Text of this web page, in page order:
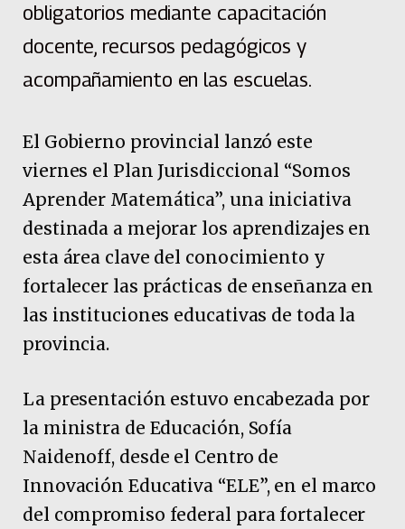
obligatorios mediante capacitación
docente, recursos pedagógicos y
acompañamiento en las escuelas.
El Gobierno provincial lanzó este
viernes el Plan Jurisdiccional “Somos
Aprender Matemática”, una iniciativa
destinada a mejorar los aprendizajes en
esta área clave del conocimiento y
fortalecer las prácticas de enseñanza en
las instituciones educativas de toda la
provincia.
La presentación estuvo encabezada por
la ministra de Educación, Sofía
Naidenoff, desde el Centro de
Innovación Educativa “ELE”, en el marco
del compromiso federal para fortalecer